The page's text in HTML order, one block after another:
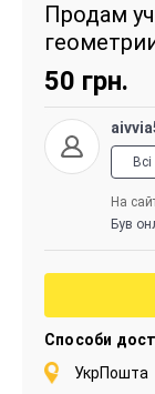
Продам
50 грн.
На
Був
Способи
УкрПошта